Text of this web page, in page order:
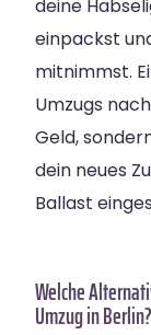
deine
einpackst
mitnimmst.
Umzugs
Geld,
dein neues
Ballast
Welche
Umzug in Berlin?